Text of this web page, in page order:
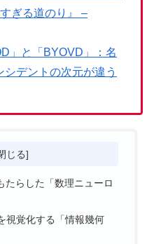
ぎる道のり』 –
」と「BYOVD」：名
デントの次元が違う
たらした「数理ニューロ
視覚化する「情報幾何